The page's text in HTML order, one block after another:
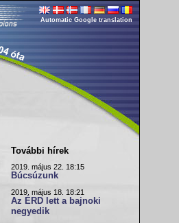
Automatic Google translation
További hírek
2019. május 22. 18:15
Búcsúzunk
2019. május 18. 18:21
Az ÉRD lett a bajnoki
negyedik